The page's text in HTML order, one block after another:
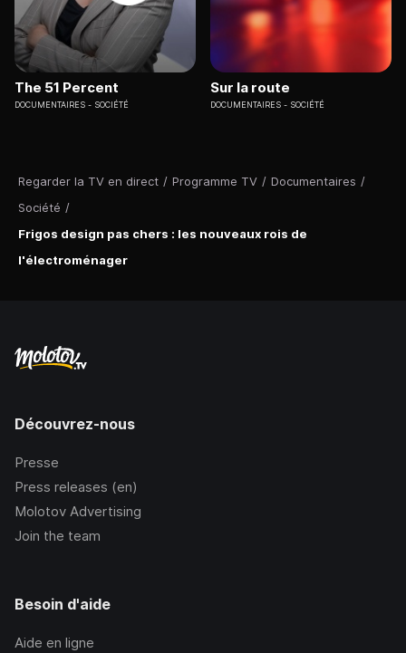
Regarder la TV en direct / Programme TV / Documentaires /
Société /
Frigos design pas chers : les nouveaux rois de
l'électroménager
The 51 Percent
DOCUMENTAIRES SOCIÉTÉ
Sur la route
DOCUMENTAIRES SOCIÉTÉ
Découvrez-nous
Presse
Press releases (en)
Molotov Advertising
Join the team
Besoin d'aide
Aide en ligne